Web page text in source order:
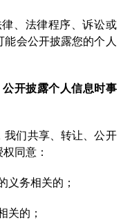
、法律程序、诉讼或
会公开披露您的个人
开披露个人信息时事
们共享、转让、公开
同意：
义务相关的；
关的；